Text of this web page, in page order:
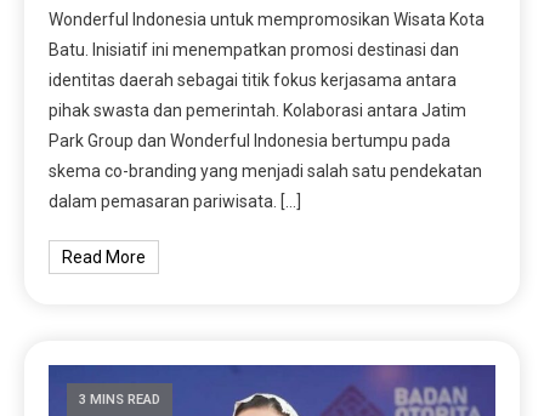
Wonderful Indonesia untuk mempromosikan Wisata Kota
Batu. Inisiatif ini menempatkan promosi destinasi dan
identitas daerah sebagai titik fokus kerjasama antara
pihak swasta dan pemerintah. Kolaborasi antara Jatim
Park Group dan Wonderful Indonesia bertumpu pada
skema co-branding yang menjadi salah satu pendekatan
dalam pemasaran pariwisata. […]
Read More
3 MINS READ